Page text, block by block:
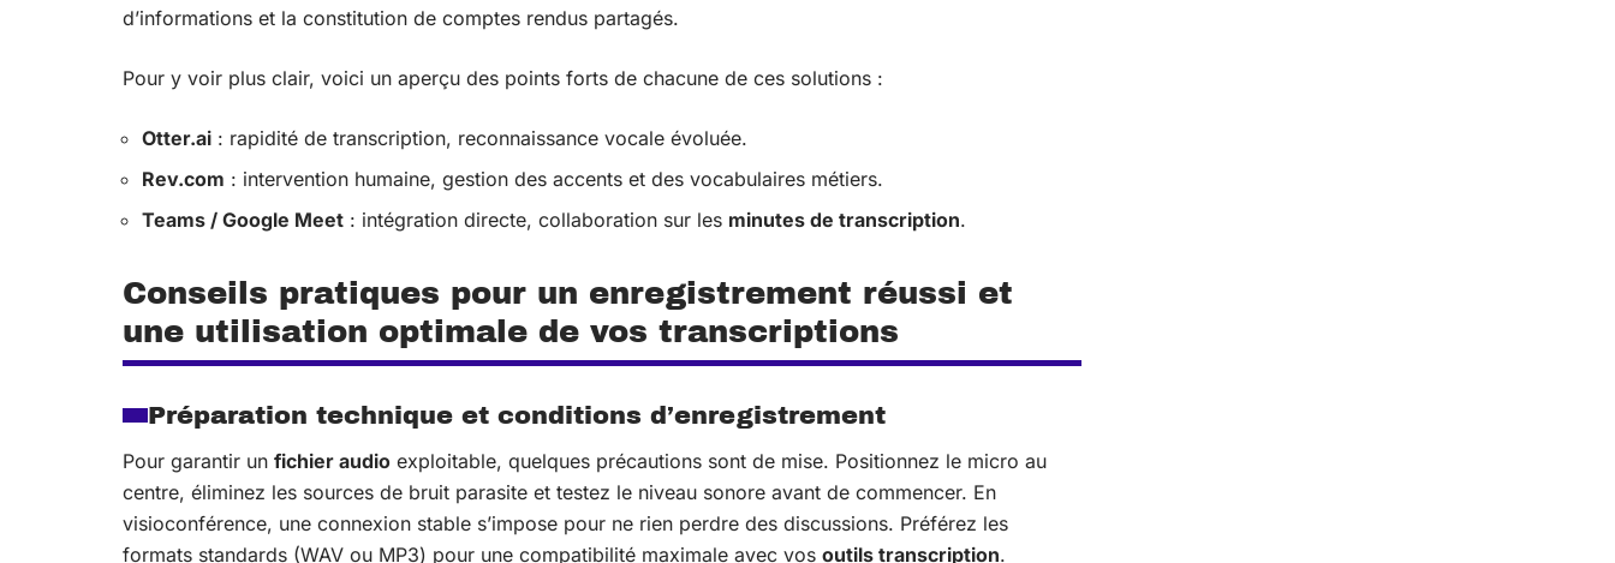
d’informations et la constitution de comptes rendus partagés.
Pour y voir plus clair, voici un aperçu des points forts de chacune de ces solutions :
Otter.ai : rapidité de transcription, reconnaissance vocale évoluée.
Rev.com : intervention humaine, gestion des accents et des vocabulaires métiers.
Teams / Google Meet : intégration directe, collaboration sur les minutes de transcription.
Conseils pratiques pour un enregistrement réussi et
une utilisation optimale de vos transcriptions
Préparation technique et conditions d’enregistrement
Pour garantir un fichier audio exploitable, quelques précautions sont de mise. Positionnez le micro au
centre, éliminez les sources de bruit parasite et testez le niveau sonore avant de commencer. En
visioconférence, une connexion stable s’impose pour ne rien perdre des discussions. Préférez les
formats standards (WAV ou MP3) pour une compatibilité maximale avec vos outils transcription.